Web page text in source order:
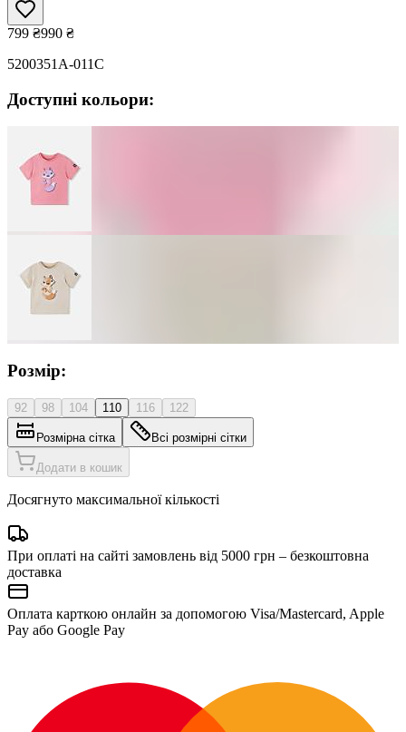
799 ₴990 ₴
5200351A-011C
Доступні кольори:
Розмір:
92 98 104 110 116 122
Розмірна сітка Всі розмірні сітки
Додати в кошик
Досягнуто максимальної кількості
При оплаті на сайті замовлень від 5000 грн – безкоштовна
доставка
Оплата карткою онлайн за допомогою Visa/Mastercard, Apple
Pay або Google Pay